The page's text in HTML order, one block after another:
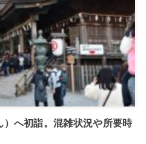
へ初詣。混雑状況や所要時